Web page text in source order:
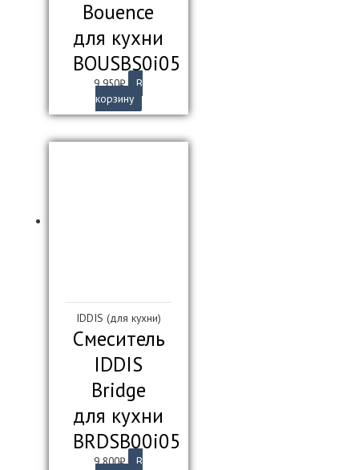
Bouence
для кухни
BOUSBS0i05
9 950₽
В
корзину
IDDIS (для кухни)
Смеситель
IDDIS
Bridge
для кухни
BRDSB00i05
9 800₽
В